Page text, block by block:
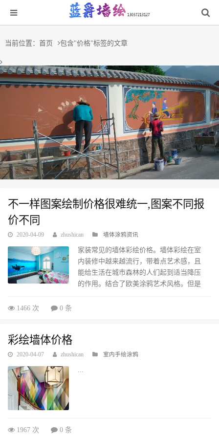
当前位置： 首页 包含"价格"标签的文章
不一样图案绘制价格很难统一,图案不同报
价不同
2020-04-09 zhushican 墙体涂鸦资讯
家装常见的墙体彩绘价格。墙体彩绘在室
内装修中越来越流行，带着点艺术感，且
能给生活在城市森林的人们起到适当降压
的作用。结合了欧美涂鸦艺术风格。但是
体彩绘价格：单色160--280元/平米 多色
是今年最流行的墙面手绘图案了。这种风
1466 次 0 条
彩绘墙体价格
2020-04-07 zhushican 室内手绘涂鸦
1967 次 0 条